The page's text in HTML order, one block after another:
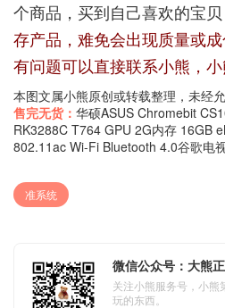
个商品，买到自己喜欢的宝贝
存产品，难免会出现质量或
有问题可以直接联系小熊，小
本图文属小熊原创或转载整理，未经
售完无货： 华硕ASUS Chromebit
RK3288C T764 GPU 2G内存 16GB
802.11ac Wi-Fi Bluetooth 4.0谷歌电
准系统
微信公众号：大熊
关注小熊服务号，小熊
玩的东西。